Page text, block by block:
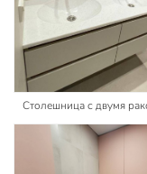
Столешница с двумя